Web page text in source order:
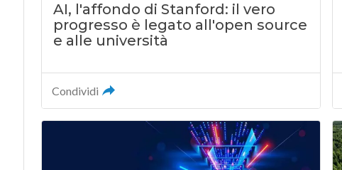
AI, l'affondo di Stanford: il vero
progresso è legato all'open source
e alle università
Condividi